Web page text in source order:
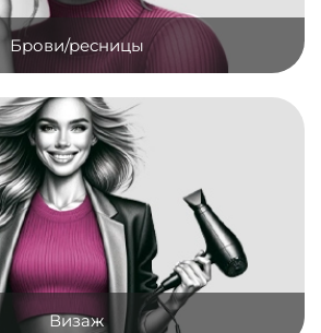
Брови/ресницы
Визаж